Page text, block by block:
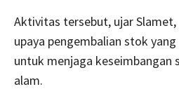
Aktivitas tersebut, ujar Slamet,
upaya pengembalian stok
untuk menjaga
alam.